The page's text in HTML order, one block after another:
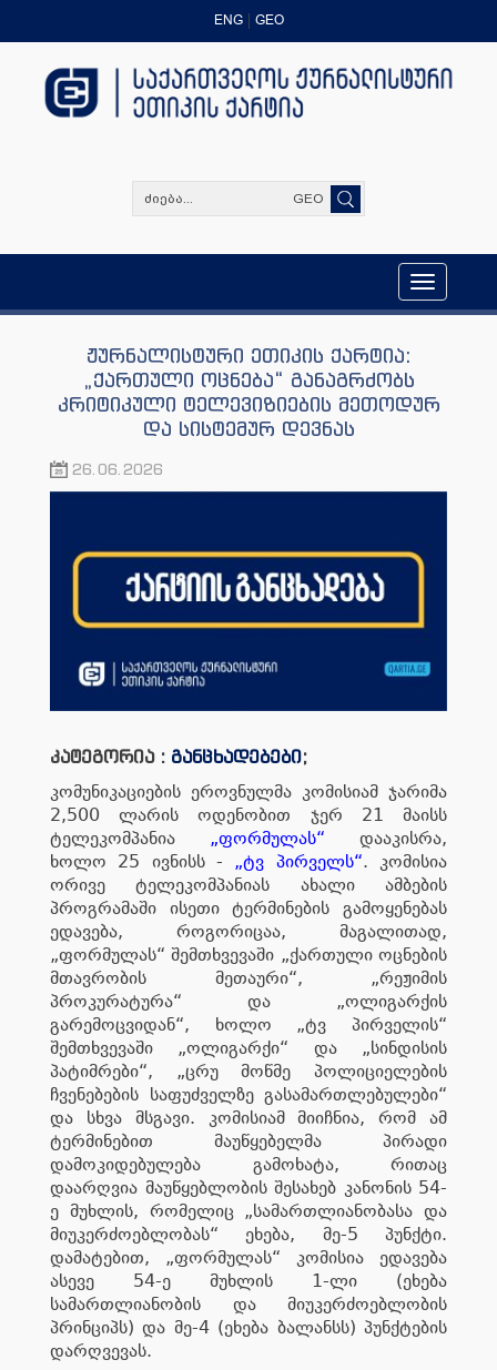
ENG GEO
GEO
Toggle
navigation
ჟურნალისტური ეთიკის ქარტია:
„ქართული ოცნება“ განაგრძობს
კრიტიკული ტელევიზიების მეთოდურ
და სისტემურ დევნას
26.06.2026
კატეგორია : განცხადებები;
კომუნიკაციების ეროვნულმა კომისიამ ჯარიმა
2,500 ლარის ოდენობით ჯერ 21 მაისს
ტელეკომპანია
„ფორმულას“ დააკისრა,
ხოლო 25 ივნისს - „ტვ პირველს“. კომისია
ორივე ტელეკომპანიას ახალი ამბების
პროგრამაში ისეთი ტერმინების გამოყენებას
ედავება, როგორიცაა, მაგალითად,
„ფორმულას“ შემთხვევაში „ქართული ოცნების
მთავრობის მეთაური“, „რეჟიმის
პროკურატურა“ და „ოლიგარქის
გარემოცვიდან“, ხოლო „ტვ პირველის“
შემთხვევაში „ოლიგარქი“ და „სინდისის
პატიმრები“, „ცრუ მოწმე პოლიციელების
ჩვენებების საფუძველზე გასამართლებულები“
და სხვა მსგავი. კომისიამ მიიჩნია, რომ ამ
ტერმინებით მაუწყებელმა პირადი
დამოკიდებულება გამოხატა, რითაც
დაარღვია მაუწყებლობის შესახებ კანონის 54-
ე მუხლის, რომელიც „სამართლიანობასა და
მიუკერძოებლობას“ ეხება, მე-5 პუნქტი.
დამატებით, „ფორმულას“ კომისია ედავება
ასევე 54-ე მუხლის 1-ლი (ეხება
სამართლიანობის და მიუკერძოებლობის
პრინციპს) და მე-4 (ეხება ბალანსს) პუნქტების
დარღვევას.